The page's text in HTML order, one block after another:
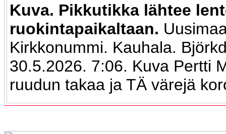
Kuva. Pikkutikka lähtee
ruokintapaikaltaan.
Kirkkonummi. Kauhala.
30.5.2026. 7:06. Kuva Pertti
ruudun takaa ja TÄ värejä